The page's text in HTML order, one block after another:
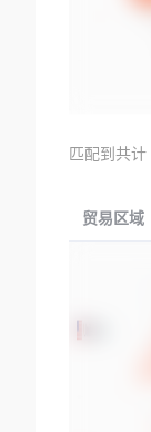
匹配到共计
贸易区域